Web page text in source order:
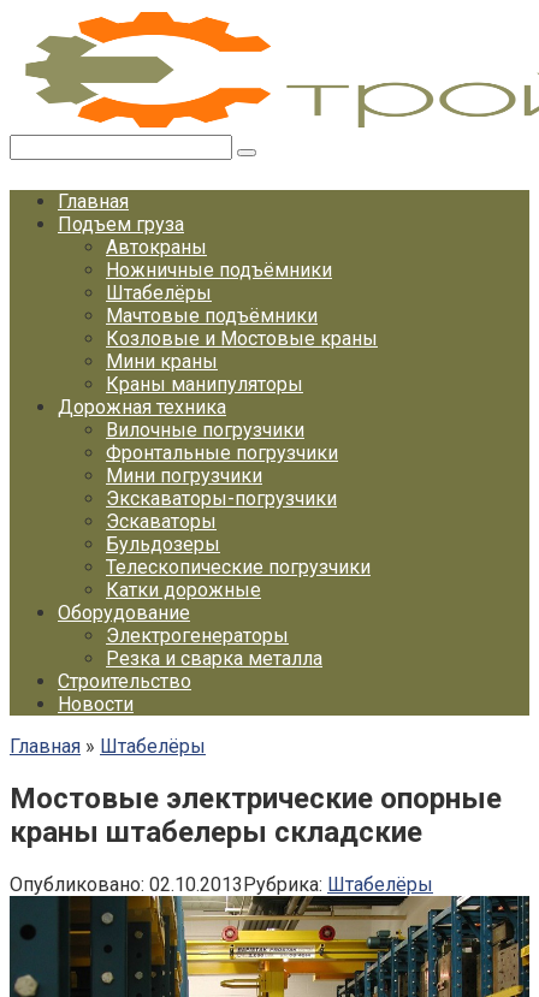
Перейти
контенту
Главная
Подъем груза
Автокраны
Ножничные подъёмники
Штабелёры
Мачтовые подъёмники
Козловые и Мостовые краны
Мини краны
Краны манипуляторы
Дорожная техника
Вилочные погрузчики
Фронтальные погрузчики
Мини погрузчики
Экскаваторы-погрузчики
Эскаваторы
Бульдозеры
Телескопические погрузчики
Катки дорожные
Оборудование
Электрогенераторы
Резка и сварка металла
Строительство
Новости
Главная » Штабелёры
Мостовые электрические опорные
краны штабелеры складские
Опубликовано: 02.10.2013Рубрика: Штабелёры